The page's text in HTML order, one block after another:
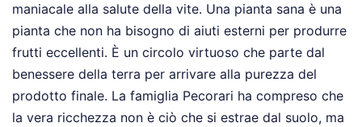
maniacale alla salute della vite. Una pianta sana è una
pianta che non ha bisogno di aiuti esterni per produrre
frutti eccellenti. È un circolo virtuoso che parte dal
benessere della terra per arrivare alla purezza del
prodotto finale. La famiglia Pecorari ha compreso che
la vera ricchezza non è ciò che si estrae dal suolo, ma